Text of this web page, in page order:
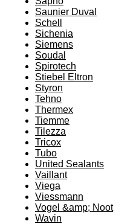
Saunier Duval
Schell
Sichenia
Siemens
Soudal
Spirotech
Stiebel Eltron
Styron
Tehno
Thermex
Tiemme
Tilezza
Tricox
Tubo
United Sealants
Vaillant
Viega
Viessmann
Vogel &amp; Noot
Wavin